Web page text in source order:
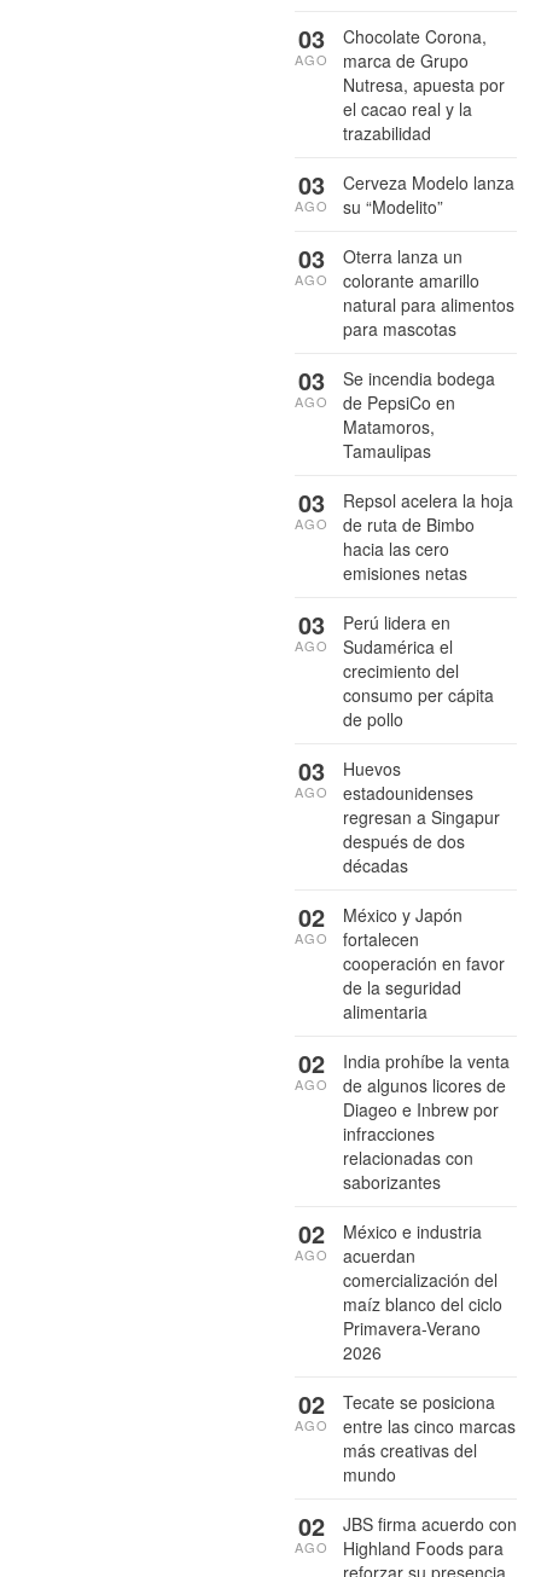
Chocolate Corona,
marca de Grupo
Nutresa, apuesta por
el cacao real y la
trazabilidad
03
AGO
Cerveza Modelo lanza
su “Modelito”
03
AGO
Oterra lanza un
colorante amarillo
natural para alimentos
para mascotas
03
AGO
Se incendia bodega
de PepsiCo en
Matamoros,
Tamaulipas
03
AGO
Repsol acelera la hoja
de ruta de Bimbo
hacia las cero
emisiones netas
03
AGO
Perú lidera en
Sudamérica el
crecimiento del
consumo per cápita
de pollo
03
AGO
Huevos
estadounidenses
regresan a Singapur
después de dos
décadas
03
AGO
México y Japón
fortalecen
cooperación en favor
de la seguridad
alimentaria
02
AGO
India prohíbe la venta
de algunos licores de
Diageo e Inbrew por
infracciones
relacionadas con
saborizantes
02
AGO
México e industria
acuerdan
comercialización del
maíz blanco del ciclo
Primavera-Verano
2026
02
AGO
Tecate se posiciona
entre las cinco marcas
más creativas del
mundo
02
AGO
JBS firma acuerdo con
Highland Foods para
reforzar su presencia
02
AGO